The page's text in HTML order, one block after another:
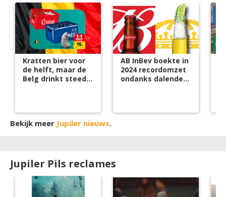
Kratten bier voor
de helft, maar de
Belg drinkt steeds
AB InBev boekte in
2024 recordomzet
ondanks dalende
Bekijk meer Jupiler nieuws.
Jupiler Pils reclames